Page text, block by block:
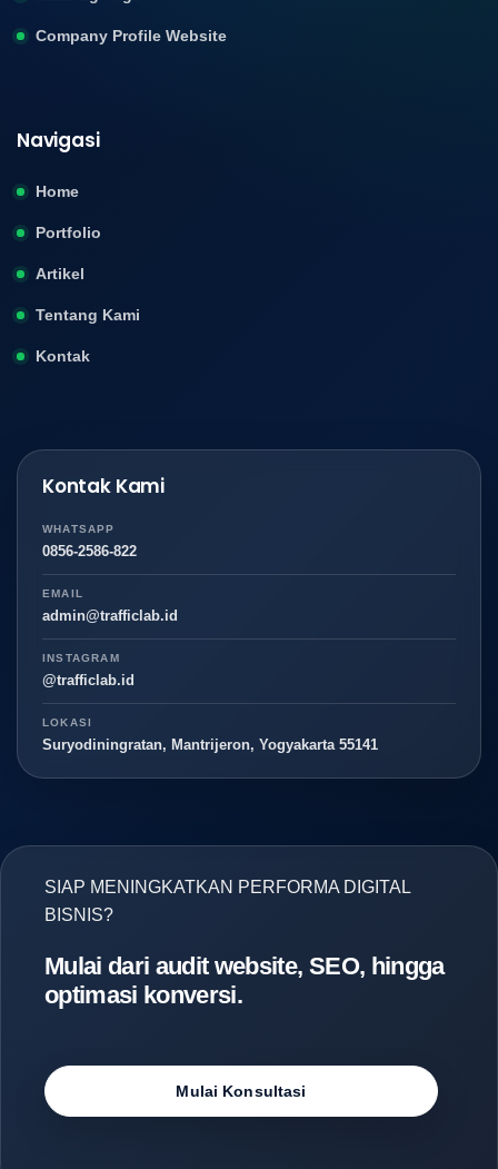
Company Profile Website
Navigasi
Home
Portfolio
Artikel
Tentang Kami
Kontak
Kontak Kami
WHATSAPP
0856-2586-822
EMAIL
admin@trafficlab.id
INSTAGRAM
@trafficlab.id
LOKASI
Suryodiningratan, Mantrijeron, Yogyakarta 55141
SIAP MENINGKATKAN PERFORMA DIGITAL
BISNIS?
Mulai dari audit website, SEO, hingga
optimasi konversi.
Mulai Konsultasi